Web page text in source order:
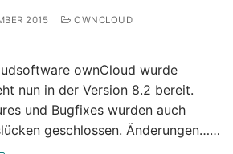
2015
OWNCLOUD
ownCloud wurde
nun in der Version 8.2 bereit.
und Bugfixes wurden auch
geschlossen. Änderungen……